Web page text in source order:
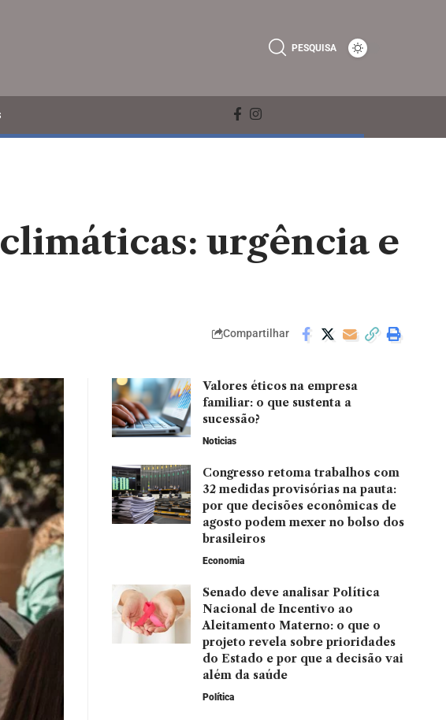
PESQUISA
urgência e
Compartilhar
Valores éticos na empresa
familiar: o que sustenta a
sucessão?
Noticias
Congresso retoma trabalhos com
32 medidas provisórias na pauta:
por que decisões econômicas de
agosto podem mexer no bolso dos
brasileiros
Economia
Senado deve analisar Política
Nacional de Incentivo ao
Aleitamento Materno: o que o
projeto revela sobre prioridades
do Estado e por que a decisão vai
além da saúde
Política